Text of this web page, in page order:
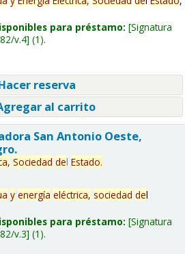
para préstamo: Signatura
v.4 (1).
reserva
al carrito
San Antonio Oeste,
Sociedad del Estado.
y energía eléctrica, sociedad del
para préstamo: Signatura
v.3 (1).